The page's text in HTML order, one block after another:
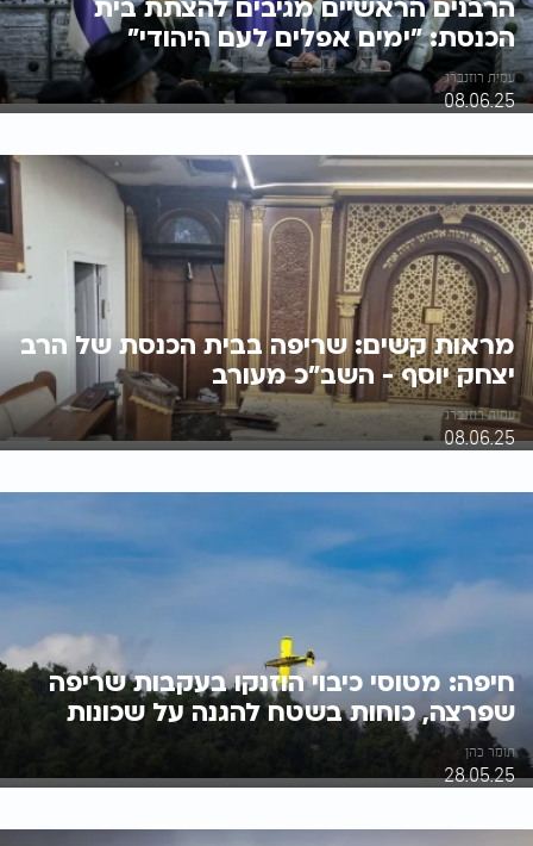
הרבנים הראשיים מגיבים להצתת בית
הכנסת: "ימים אפלים לעם היהודי"
עמית רוזנברג
08.06.25
מראות קשים: שריפה בבית הכנסת של הרב
יצחק יוסף - השב"כ מעורב
עמית רוזנברג
08.06.25
חיפה: מטוסי כיבוי הוזנקו בעקבות שריפה
שפרצה, כוחות בשטח להגנה על שכונות
תומר כהן
28.05.25